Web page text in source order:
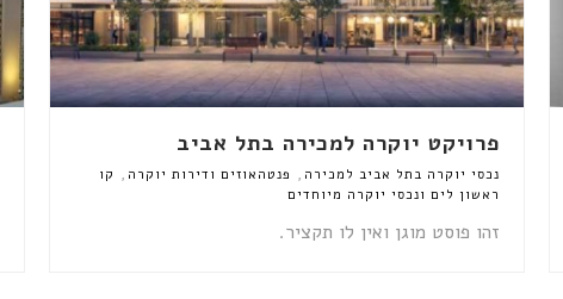
פרויקט יוקרה למכירה בתל אביב
נכסי יוקרה בתל אביב למכירה , פנטהאוזים ודירות יוקרה , קו
ראשון לים ונכסי יוקרה מיוחדים
זהו פוסט מוגן ואין לו תקציר.